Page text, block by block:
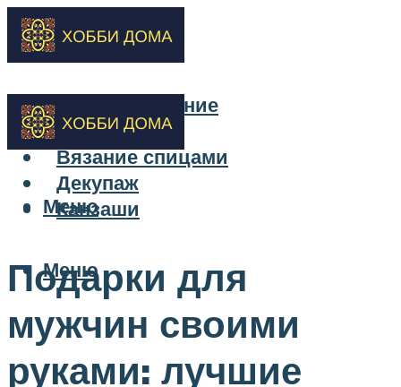
Бисероплетение
Вышивка
Вязание спицами
Декупаж
Канзаши
Меню
Меню
Подарки для
мужчин своими
руками: лучшие